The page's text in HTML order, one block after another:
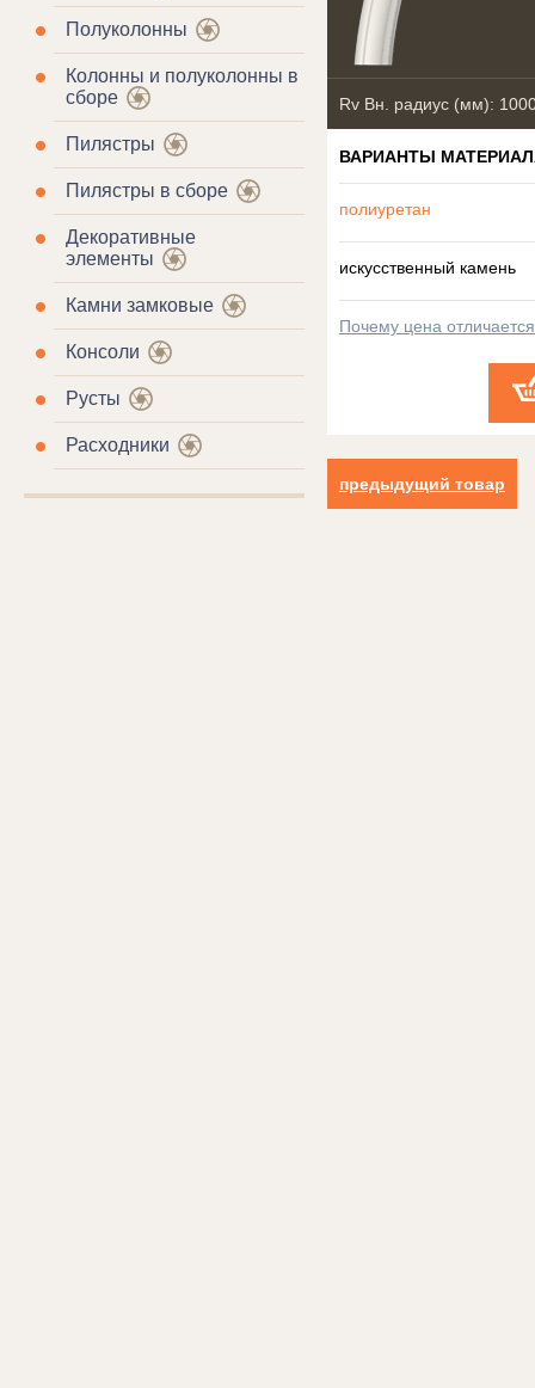
Полуколонны
Колонны и полуколонны в
сборе
Пилястры
Пилястры в сборе
Декоративные
элементы
Камни замковые
Консоли
Русты
Расходники
Rv Вн. радиус (мм):
ВАРИАНТЫ
полиуретан
искусственный камень
Почему цена
предыдущий товар